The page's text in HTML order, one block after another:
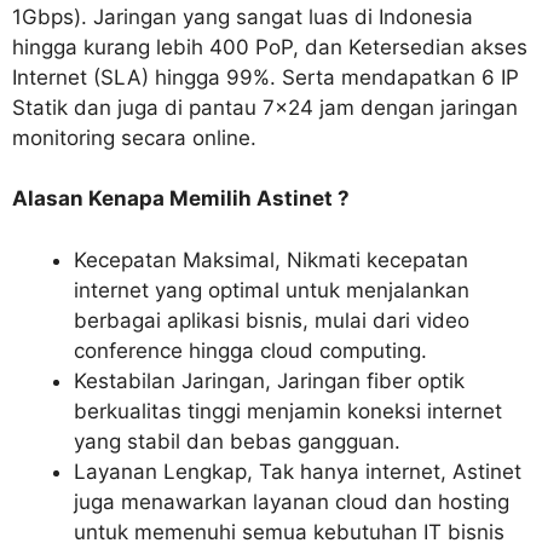
1Gbps). Jaringan yang sangat luas di Indonesia
hingga kurang lebih 400 PoP, dan Ketersedian akses
Internet (SLA) hingga 99%. Serta mendapatkan 6 IP
Statik dan juga di pantau 7×24 jam dengan jaringan
monitoring secara online.
Alasan Kenapa Memilih Astinet ?
Kecepatan Maksimal, Nikmati kecepatan
internet yang optimal untuk menjalankan
berbagai aplikasi bisnis, mulai dari video
conference hingga cloud computing.
Kestabilan Jaringan, Jaringan fiber optik
berkualitas tinggi menjamin koneksi internet
yang stabil dan bebas gangguan.
Layanan Lengkap, Tak hanya internet, Astinet
juga menawarkan layanan cloud dan hosting
untuk memenuhi semua kebutuhan IT bisnis